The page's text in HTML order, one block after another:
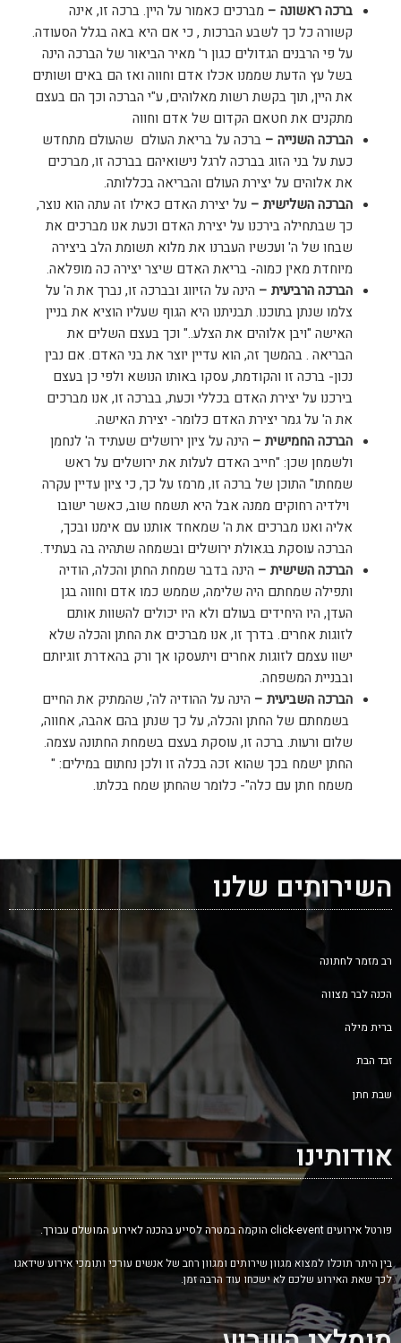
ברכה ראשונה – מברכים כאמור על היין. ברכה זו, אינה
קשורה כל כך לשבע הברכות , כי אם היא באה בגלל הסעודה.
על פי הרבנים הגדולים כגון ר' מאיר הביאור של הברכה הינה
בשל עץ הדעת שממנו אכלו אדם וחווה ואז הם באים ושותים
את היין, תוך בקשת רשות מאלוהים, ע"י הברכה וכך הם בעצם
מתקנים את חטאם הקדום של אדם וחווה
הברכה השנייה – ברכה על בריאת העולם שהעולם מתחדש
כעת על בני הזוג בברכה לרגל נישואיהם בברכה זו, מברכים
את אלוהים על יצירת העולם והבריאה בכללותה.
הברכה השלישית – על יצירת האדם כאילו זה עתה הוא נוצר,
כך שבתחילה בירכנו על יצירת האדם וכעת אנו מברכים את
שבחו של ה' ועכשיו העברנו את מלוא תשומת הלב ביצירה
מיוחדת מאין כמוה- בריאת האדם שיצר יצירה כה מופלאה.
הברכה הרביעית – הינה על הזיווג ובברכה זו, נברך את ה' על
צלמו שנתן בתוכנו. תבניתנו היא הגוף שעליו הוציא את בניין
האישה "ויבן אלוהים את הצלע.." וכך בעצם השלים את
הבריאה . בהמשך זה, הוא עדיין יוצר את בני האדם. אם נבין
נכון- ברכה זו והקודמת, עסקו באותו הנושא ולפי כן בעצם
בירכנו על יצירת האדם בכללי וכעת, בברכה זו, אנו מברכים
את ה' על גמר יצירת האדם כלומר- יצירת האישה.
הברכה החמישית – הינה על ציון ירושלים שעתיד ה' לנחמן
ולשמחן שכן: "חייב האדם לעלות את ירושלים על ראש
שמחתו" התוכן של ברכה זו, מרמז על כך, כי ציון עדיין עקרה
וילדיה רחוקים ממנה אבל היא תשמח שוב, כאשר ישובו
אליה ואנו מברכים את ה' שמאחד אותנו עם אימנו ובכך,
הברכה עוסקת בגאולת ירושלים ובשמחה שתהיה בה בעתיד.
הברכה השישית – הינה בדבר שמחת החתן והכלה, הודיה
ותפילה שמחתם היה שלימה, שממש כמו אדם וחווה בגן
העדן, היו היחידים בעולם ולא היו יכולים להשוות אותם
לזוגות אחרים. בדרך זו, אנו מברכים את החתן והכלה שלא
ישוו עצמם לזוגות אחרים ויתעסקו אך ורק בהאדרת זוגיותם
ובבניית המשפחה.
הברכה השביעית – הינה על ההודיה לה', שהמתיק את החיים
בשמחתם של החתן והכלה, על כך שנתן בהם אהבה, אחווה,
שלום ורעות. ברכה זו, עוסקת בעצם בשמחת החתונה עצמה.
החתן ישמח בכך שהוא זכה בכלה זו ולכן נחתום במילים: "
משמח חתן עם כלה"- כלומר שהחתן שמח בכלתו.
השירותים שלנו
רב מזמר לחתונה
הכנה לבר מצווה
ברית מילה
זבד הבת
שבת חתן
אודותינו
פורטל אירועים click-event הוקמה במטרה לסייע בהכנה לאירוע המושלם עבורך.
בין היתר תוכלו למצוא מגוון שירותים ומגוון רחב של אנשים עורכי ותומכי אירוע שידאגו
לכך שאת האירוע שלכם לא ישכחו עוד הרבה זמן.